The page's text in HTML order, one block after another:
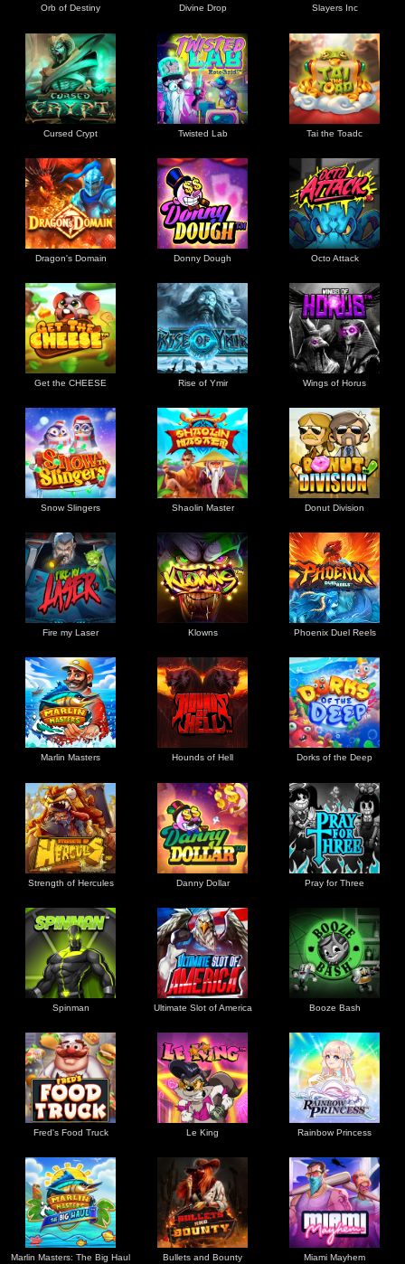
Orb of Destiny Divine Drop Slayers Inc
Cursed Crypt Twisted Lab Tai the Toadc
Dragon's Domain Donny Dough Octo Attack
Get the CHEESE Rise of Ymir Wings of Horus
Snow Slingers Shaolin Master Donut Division
Fire my Laser Klowns Phoenix Duel Reels
Marlin Masters Hounds of Hell Dorks of the Deep
Strength of Hercules Danny Dollar Pray for Three
Spinman Ultimate Slot of America Booze Bash
Fred's Food Truck Le King Rainbow Princess
Marlin Masters: The Big Haul Bullets and Bounty Miami Mayhem